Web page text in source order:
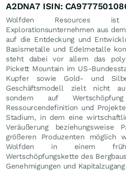
A2DNA7 ISIN:
Wolfden Resources
Explorationsunternehmen aus
auf die Entdeckung und
Basismetalle und Edelmetalle
steht dabei vor allem das
Pickett Mountain im US-
Kupfer sowie Gold- und
Geschäftsmodell zielt nicht
sondern auf
Ressourcendefinition und
Stadium, in dem eine
Veräußerung beziehungsweise
größeren Produzenten möglich
Wolfden in einem
Wertschöpfungskette des
Genehmigungen und